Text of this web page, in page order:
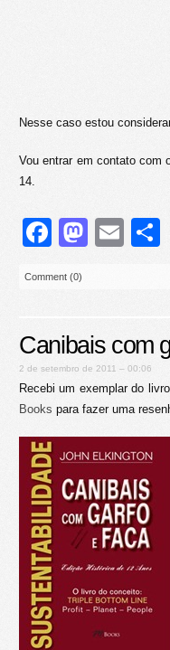
Nesse caso estou
Vou entrar em contato com
14.
Facebook
Comment (0)
Canibais com
2 de setembro de 2011 – 00:06
Recebi um exemplar do
Books para fazer uma